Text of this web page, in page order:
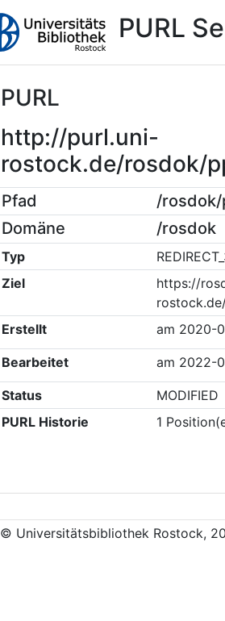
PURL
PURL
http://purl.uni-
rostock.de/rosdok/
Pfad
/
Domäne
/rosdok
Typ
Ziel
https://
Erstellt
am 2020-
Bearbeitet am 2022-
Status
MODIFIED
PURL Historie
1
© Universitätsbibliothek Rostock,